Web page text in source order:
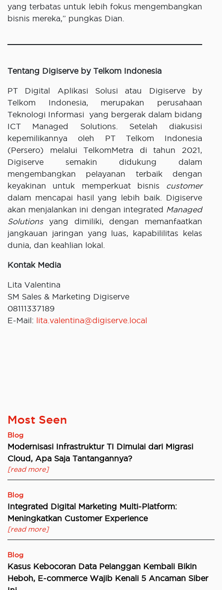
yang terbatas untuk lebih fokus mengembangkan
bisnis mereka,” pungkas Dian.
Tentang Digiserve by Telkom Indonesia
PT Digital Aplikasi Solusi atau Digiserve by
Telkom Indonesia, merupakan perusahaan
Teknologi Informasi yang bergerak dalam bidang
ICT Managed Solutions. Setelah diakusisi
kepemilikannya oleh PT Telkom Indonesia
(Persero) melalui TelkomMetra di tahun 2021,
Digiserve semakin didukung dalam
mengembangkan pelayanan terbaik dengan
keyakinan untuk memperkuat bisnis customer
dalam mencapai hasil yang lebih baik. Digiserve
akan menjalankan ini dengan integrated Managed
Solutionsyang dimiliki, dengan memanfaatkan
jangkauan jaringan yang luas, kapabililitas kelas
dunia, dan keahlian lokal.
Kontak Media
Lita Valentina
SM Sales & Marketing Digiserve
08111337189
E-Mail: lita.valentina@digiserve.local
Most Seen
Blog
Modernisasi Infrastruktur TI Dimulai dari Migrasi
Cloud, Apa Saja Tantangannya?
[read more]
Blog
Integrated Digital Marketing Multi-Platform:
Meningkatkan Customer Experience
[read more]
Blog
Kasus Kebocoran Data Pelanggan Kembali Bikin
Heboh, E-commerce Wajib Kenali 5 Ancaman Siber